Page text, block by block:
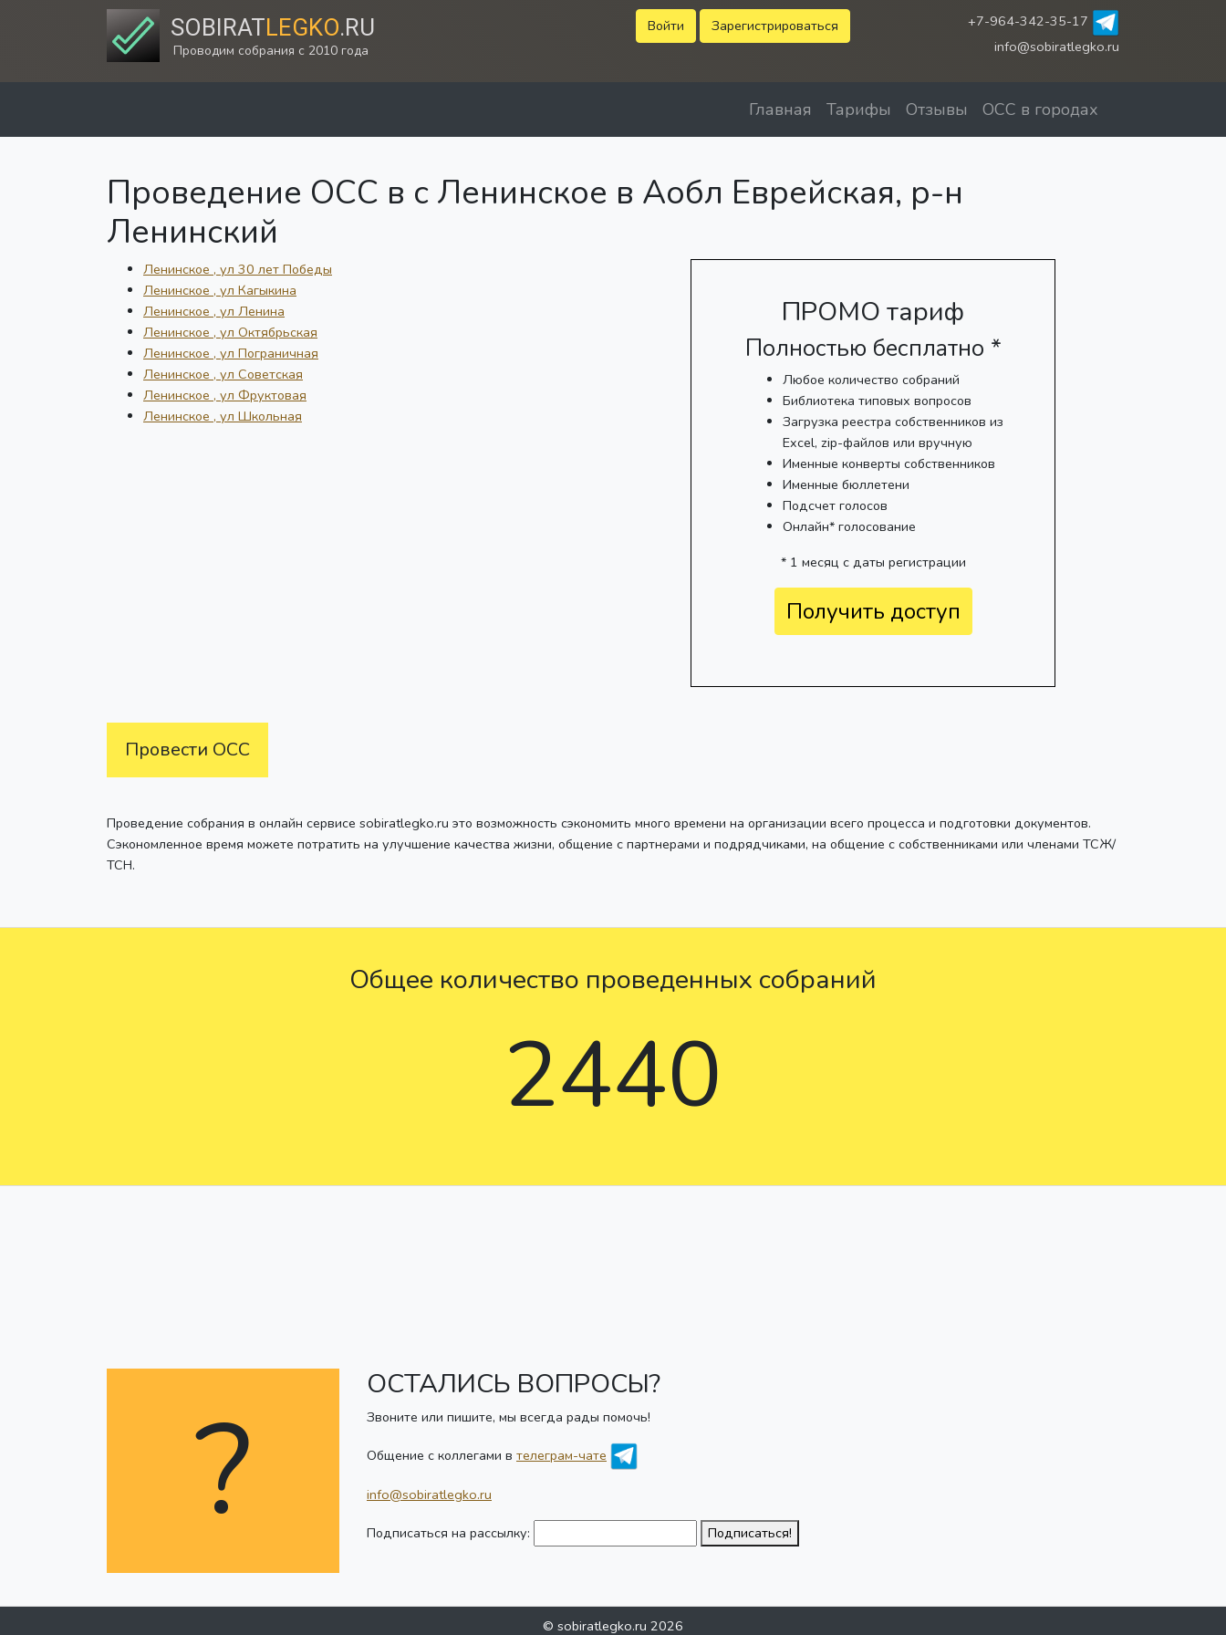
SOBIRATLEGKO.RU
Проводим собрания с 2010 года
Войти Зарегистрироваться
+7-964-342-35-17
info@sobiratlegko.ru
Главная Тарифы Отзывы ОСС в городах
Проведение ОСС в с Ленинское в Аобл Еврейская, р-н
Ленинский
Ленинское , ул 30 лет Победы
Ленинское , ул Кагыкина
Ленинское , ул Ленина
Ленинское , ул Октябрьская
Ленинское , ул Пограничная
Ленинское , ул Советская
Ленинское , ул Фруктовая
Ленинское , ул Школьная
ПРОМО тариф
Полностью бесплатно *
Любое количество собраний
Библиотека типовых вопросов
Загрузка реестра собственников из
Excel, zip-файлов или вручную
Именные конверты собственников
Именные бюллетени
Подсчет голосов
Онлайн* голосование
* 1 месяц с даты регистрации
Получить доступ
Провести ОСС
Проведение собрания в онлайн сервисе sobiratlegko.ru это возможность сэкономить много времени на организации всего процесса и подготовки документов.
Сэкономленное время можете потратить на улучшение качества жизни, общение с партнерами и подрядчиками, на общение с собственниками или членами ТСЖ/
ТСН.
Общее количество проведенных собраний
2440
? ОСТАЛИСЬ ВОПРОСЫ?
Звоните или пишите, мы всегда рады помочь!
Общение с коллегами в телеграм-чате
info@sobiratlegko.ru
Подписаться на рассылку: Подписаться!
© sobiratlegko.ru 2026